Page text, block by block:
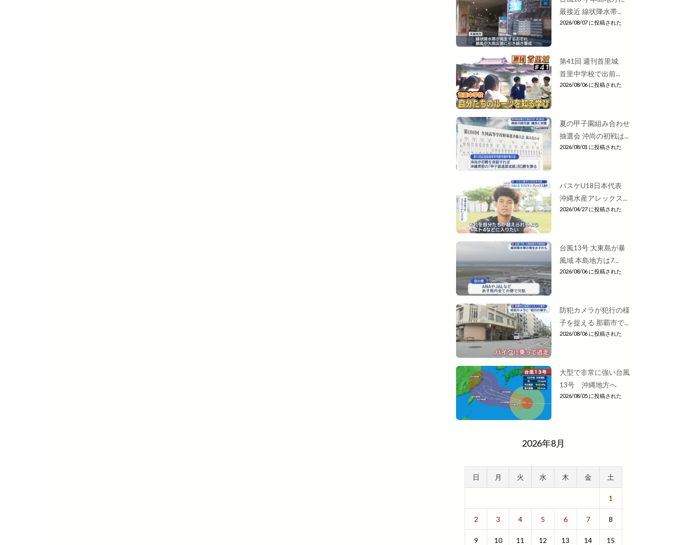
最接近 線状降水帯...
2026/08/07 に投稿された
第41回 週刊首里城
首里中学校で出前...
2026/08/06 に投稿された
夏の甲子園組み合わせ
抽選会 沖尚の初戦は...
2026/08/01 に投稿された
バスケU18日本代表
沖縄水産アレックス...
2026/04/27 に投稿された
台風13号 大東島が暴
風域 本島地方は7...
2026/08/06 に投稿された
防犯カメラが犯行の様
子を捉える 那覇市で...
2026/08/06 に投稿された
大型で非常に強い台風
13号 沖縄地方へ
2026/08/05 に投稿された
2026年8月
日 月 火 水 木 金 土
1
2 3 4 5 6 7 8
9 10 11 12 13 14 15